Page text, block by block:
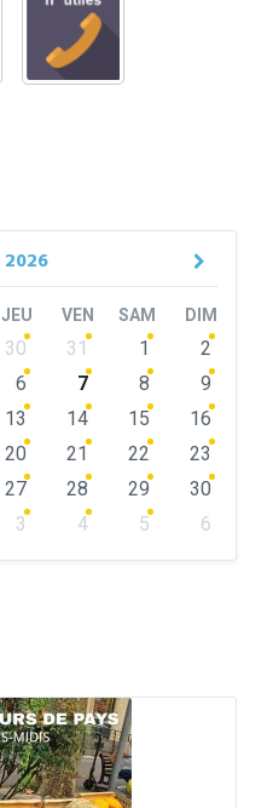
2026
JEU VEN SAM DIM
30 31 1
2
6 7 8
9
13 14 15
16
20 21 22
23
27 28 29
30
3 4 5
6